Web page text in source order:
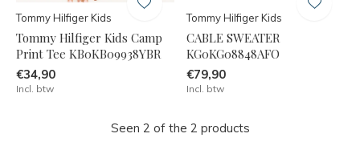
Tommy Hilfiger Kids
Tommy Hilfiger Kids Camp
Print Tee KB0KB09938YBR
€34,90
Incl. btw
Tommy Hilfiger Kids
CABLE SWEATER
KG0KG08848AFO
€79,90
Incl. btw
Seen 2 of the 2 products